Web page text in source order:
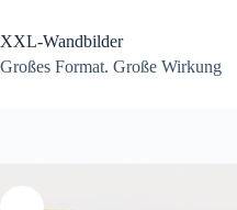
springen
XXL-Wandbilder
Großes Format. Große Wirkung